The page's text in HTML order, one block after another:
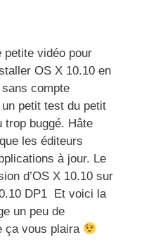
petite vidéo pour
OS X 10.10 en
compte
petit test du petit
trop buggé. Hâte
les éditeurs
à jour. Le
d’OS X 10.10 sur
DP1 Et voici la
un peu de
ça vous plaira